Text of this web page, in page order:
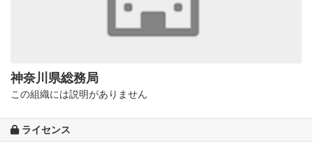
神奈川県総務局
この組織には説明がありません
ライセンス